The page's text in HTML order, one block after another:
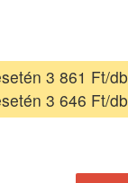
3 861 Ft/db
3 646 Ft/db